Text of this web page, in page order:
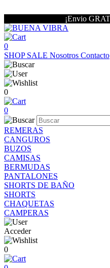
¡Envio
0
SHOP SALE Nosotros Contacto
0
0
REMERAS
CANGUROS
BUZOS
CAMISAS
BERMUDAS
PANTALONES
SHORTS DE BAÑO
SHORTS
CHAQUETAS
CAMPERAS
Acceder
0